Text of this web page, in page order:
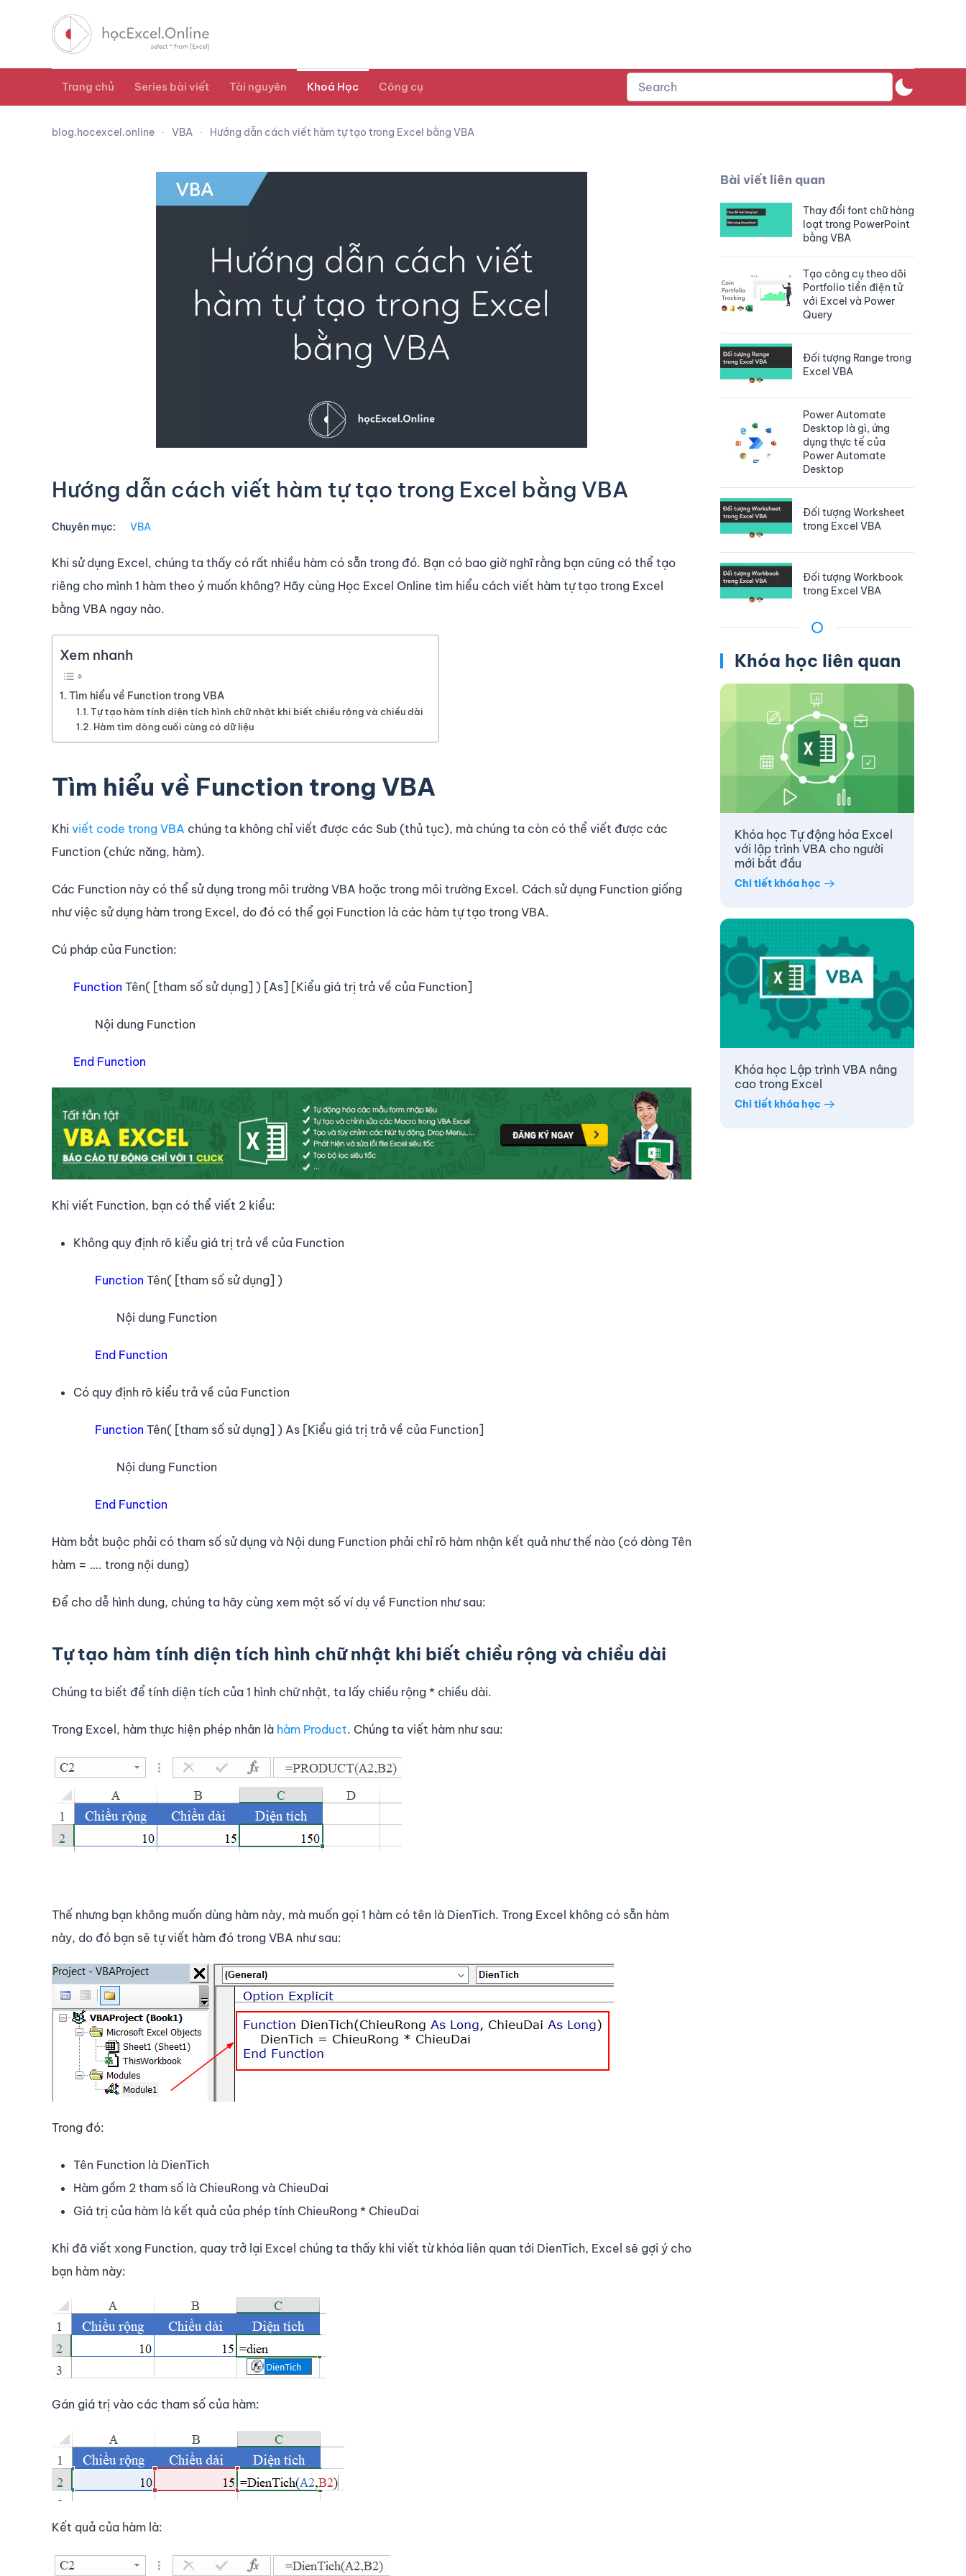
Trang chủ Series bài viết Tài nguyên Khoá Học Công cụ
blog.hocexcel.online VBA Hướng dẫn cách viết hàm tự tạo trong Excel bằng VBA
Hướng dẫn cách viết hàm tự tạo trong Excel bằng VBA
Chuyên mục: VBA
Khi sử dụng Excel, chúng ta thấy có rất nhiều hàm có sẵn trong đó. Bạn có bao giờ nghĩ rằng bạn cũng có thể tạo
riêng cho mình 1 hàm theo ý muốn không? Hãy cùng Học Excel Online tìm hiểu cách viết hàm tự tạo trong Excel
bằng VBA ngay nào.
Xem nhanh
Tìm hiểu về Function trong VBA
Tự tạo hàm tính diện tích hình chữ nhật khi biết chiều rộng và chiều dài
Hàm tìm dòng cuối cùng có dữ liệu
Tìm hiểu về Function trong VBA
Khi viết code trong VBA chúng ta không chỉ viết được các Sub (thủ tục), mà chúng ta còn có thể viết được các
Function (chức năng, hàm).
Các Function này có thể sử dụng trong môi trường VBA hoặc trong môi trường Excel. Cách sử dụng Function giống
như việc sử dụng hàm trong Excel, do đó có thể gọi Function là các hàm tự tạo trong VBA.
Cú pháp của Function:
Function Tên( [tham số sử dụng] ) [As] [Kiểu giá trị trả về của Function]
Nội dung Function
End Function
Khi viết Function, bạn có thể viết 2 kiểu:
Không quy định rõ kiểu giá trị trả về của Function
Function Tên( [tham số sử dụng] )
Nội dung Function
End Function
Có quy định rõ kiểu trả về của Function
Function Tên( [tham số sử dụng] ) As [Kiểu giá trị trả về của Function]
Nội dung Function
End Function
Hàm bắt buộc phải có tham số sử dụng và Nội dung Function phải chỉ rõ hàm nhận kết quả như thế nào (có dòng Tên
hàm = …. trong nội dung)
Để cho dễ hình dung, chúng ta hãy cùng xem một số ví dụ về Function như sau:
Tự tạo hàm tính diện tích hình chữ nhật khi biết chiều rộng và chiều dài
Chúng ta biết để tính diện tích của 1 hình chữ nhật, ta lấy chiều rộng * chiều dài.
Trong Excel, hàm thực hiện phép nhân là hàm Product. Chúng ta viết hàm như sau:
Thế nhưng bạn không muốn dùng hàm này, mà muốn gọi 1 hàm có tên là DienTich. Trong Excel không có sẵn hàm
này, do đó bạn sẽ tự viết hàm đó trong VBA như sau:
Trong đó:
Tên Function là DienTich
Hàm gồm 2 tham số là ChieuRong và ChieuDai
Giá trị của hàm là kết quả của phép tính ChieuRong * ChieuDai
Khi đã viết xong Function, quay trở lại Excel chúng ta thấy khi viết từ khóa liên quan tới DienTich, Excel sẽ gợi ý cho
bạn hàm này:
Gán giá trị vào các tham số của hàm:
Kết quả của hàm là:
Bài viết liên quan
Thay đổi font chữ hàng
loạt trong PowerPoint
bằng VBA
Tạo công cụ theo dõi
Portfolio tiền điện tử
với Excel và Power
Query
Đối tượng Range trong
Excel VBA
Power Automate
Desktop là gì, ứng
dụng thực tế của
Power Automate
Desktop
Đối tượng Worksheet
trong Excel VBA
Đối tượng Workbook
trong Excel VBA
Khóa học liên quan
Khóa học Tự động hóa Excel
với lập trình VBA cho người
mới bắt đầu
Chi tiết khóa học
Khóa học Lập trình VBA nâng
cao trong Excel
Chi tiết khóa học